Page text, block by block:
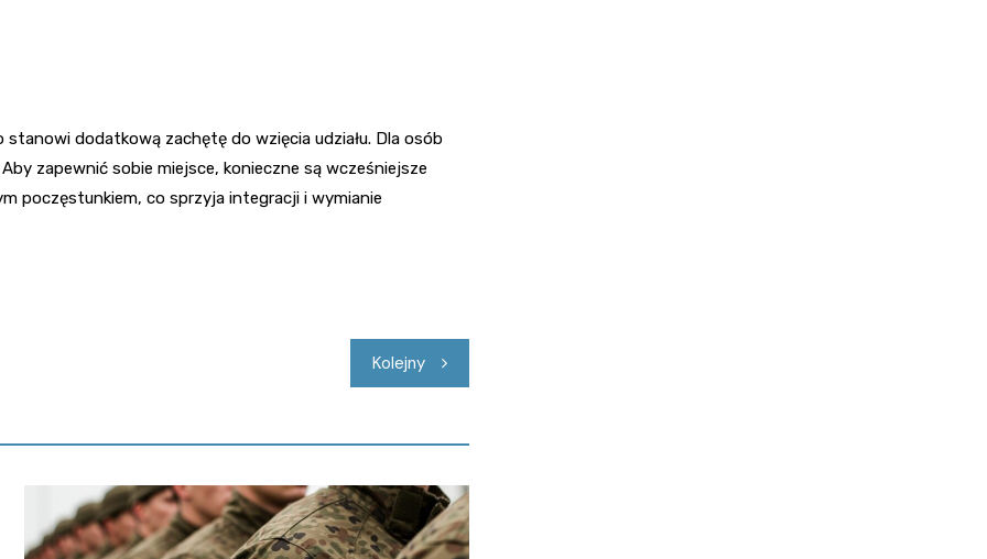
dodatkową zachętę do wzięcia udziału. Dla osób
zapewnić sobie miejsce, konieczne są wcześniejsze
poczęstunkiem, co sprzyja integracji i wymianie
Kolejny